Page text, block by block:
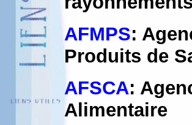
AFMPS:
Produits de
AFSCA:
Alimentaire